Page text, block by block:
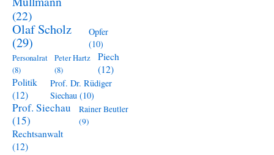
(22)
Olaf Scholz
(29)
Opfer
(10)
Personalrat
(8)
Peter Hartz
(8)
Piech
(12)
Politik
(12)
Prof. Dr. Rüdiger
Siechau (10)
Prof. Siechau
(15)
Rainer Beutler
(9)
Rechtsanwalt
(12)